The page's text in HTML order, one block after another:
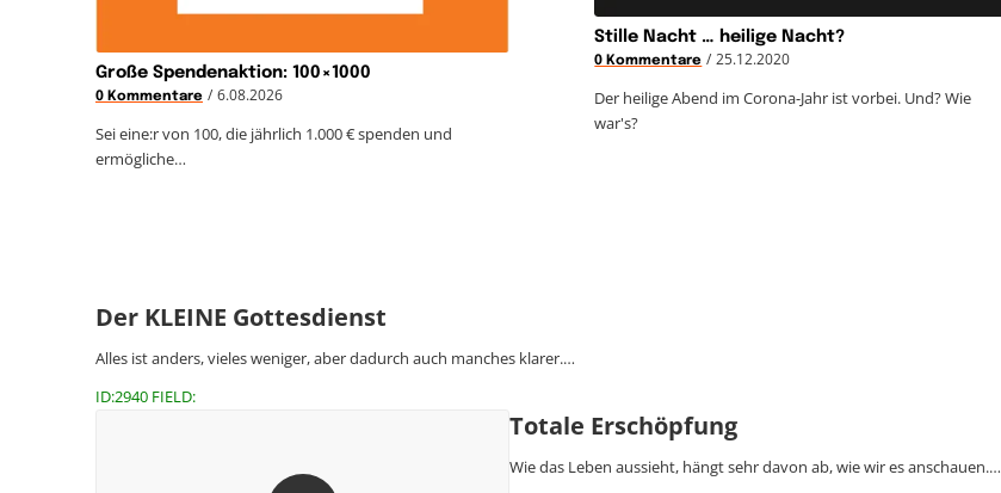
Große Spendenaktion: 100×1000
0 Kommentare / 6.08.2026
Sei eine:r von 100, die jährlich 1.000 € spenden und
ermögliche…
Stille Nacht … heilige Nacht?
0 Kommentare / 25.12.2020
Der heilige Abend im Corona-Jahr ist vorbei. Und? Wie
war's?
Der KLEINE Gottesdienst
Alles ist anders, vieles weniger, aber dadurch auch manches klarer.…
ID:2940 FIELD:
Totale Erschöpfung
Wie das Leben aussieht, hängt sehr davon ab, wie wir es anschauen.…